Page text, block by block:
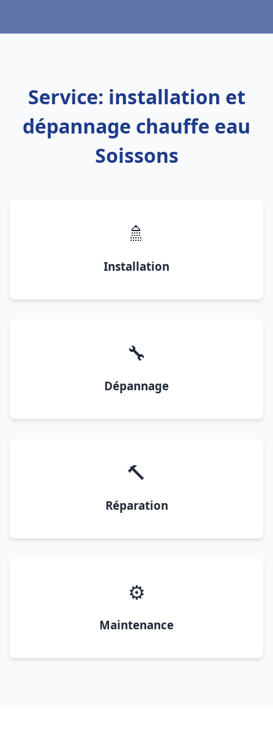
Service: installation et
dépannage chauffe eau
Soissons
🚿
Installation
🔧
Dépannage
🔨
Réparation
⚙️
Maintenance